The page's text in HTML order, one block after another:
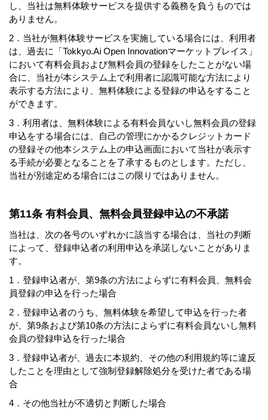
し、当社は無料体験サービスを提供する義務を負うものでは
ありません。
2．当社が無料体験サービスを実施している場合には、利用者
は、過去に「Tokkyo.Ai Open Innovationマーケットプレイス」
において有料会員および無料会員の登録をしたことがない場
合に、当社が本システム上で利用者に認識可能な方法により
表示する方法により、無料体験による登録の申込をすること
ができます。
3．利用者は、無料体験による有料会員ないし無料会員の登録
申込をする場合には、自己の管理にかかるクレジットカード
の登録その他本システム上の申込画面において当社が表示す
る手続が必要となることを了承するものとします。ただし、
当社が別途定める場合にはこの限りではありません。
第11条 有料会員、無料会員登録申込の不承諾
当社は、次の各号のいずれかに該当する場合は、当社の判断
によって、登録申込者の利用申込を承諾しないことがありま
す。
1．登録申込者が、第9条の方法によらずに有料会員、無料会
員登録の申込を行った場合
2．登録申込者のうち、無料体験を希望して申込を行った者
が、第9条および第10条の方法によらずに有料会員ないし無料
会員の登録申込を行った場合
3．登録申込者が、過去に本規約、その他の利用規約等に違反
したことを理由として強制登録解除処分を受けた者である場
合
4．その他当社が不適切と判断した場合